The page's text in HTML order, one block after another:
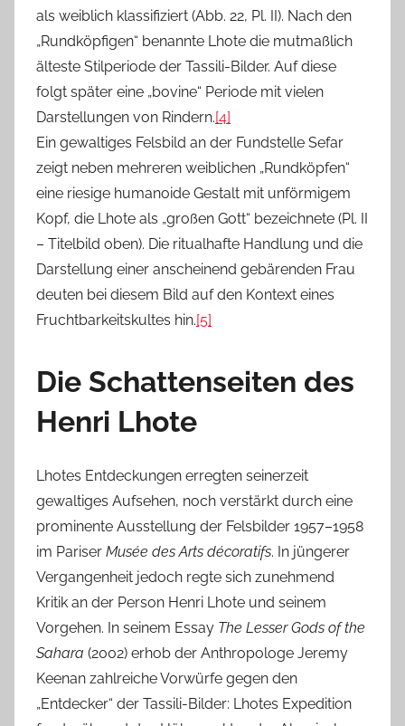
als weiblich klassifiziert (Abb. 22, Pl. II). Nach den
„Rundköpfigen“ benannte Lhote die mutmaßlich
älteste Stilperiode der Tassili-Bilder. Auf diese
folgt später eine „bovine“ Periode mit vielen
Darstellungen von Rindern.[4]
Ein gewaltiges Felsbild an der Fundstelle Sefar
zeigt neben mehreren weiblichen „Rundköpfen“
eine riesige humanoide Gestalt mit unförmigem
Kopf, die Lhote als „großen Gott“ bezeichnete (Pl. II
– Titelbild oben). Die ritualhafte Handlung und die
Darstellung einer anscheinend gebärenden Frau
deuten bei diesem Bild auf den Kontext eines
Fruchtbarkeitskultes hin.[5]
Die Schattenseiten des
Henri Lhote
Lhotes Entdeckungen erregten seinerzeit
gewaltiges Aufsehen, noch verstärkt durch eine
prominente Ausstellung der Felsbilder 1957–1958
im Pariser Musée des Arts décoratifs. In jüngerer
Vergangenheit jedoch regte sich zunehmend
Kritik an der Person Henri Lhote und seinem
Vorgehen. In seinem Essay The Lesser Gods of the
Sahara (2002) erhob der Anthropologe Jeremy
Keenan zahlreiche Vorwürfe gegen den
„Entdecker“ der Tassili-Bilder: Lhotes Expedition